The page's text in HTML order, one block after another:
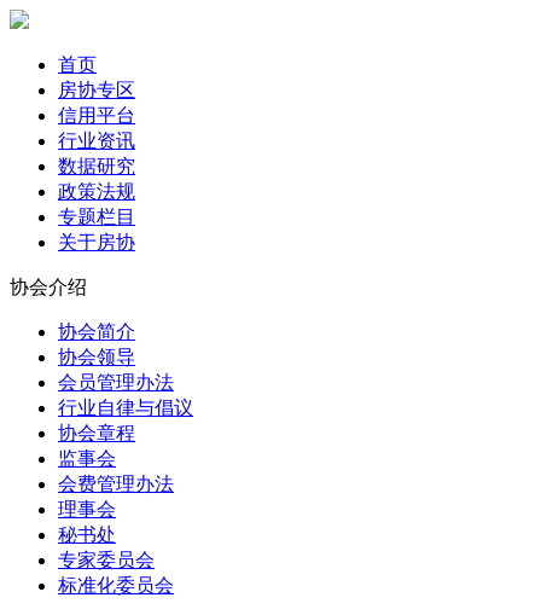
首页
房协专区
信用平台
行业资讯
数据研究
政策法规
专题栏目
关于房协
协会介绍
协会简介
协会领导
会员管理办法
行业自律与倡议
协会章程
监事会
会费管理办法
理事会
秘书处
专家委员会
标准化委员会